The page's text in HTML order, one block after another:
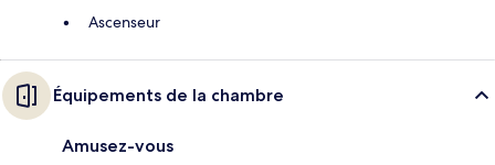
Ascenseur
Équipements de la chambre
Amusez-vous